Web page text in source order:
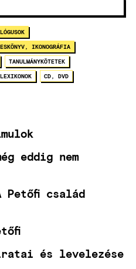
IKONOGRÁFIA
TANULMÁNYKÖTETEK
LEXIKONOK CD, DVD
eddig nem
Petőfi család
és levelezése